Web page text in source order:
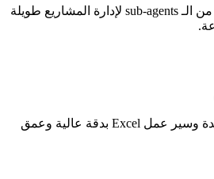
العمل كعقل مركزي لفرق من الـ sub-agents لإدارة المشاريع طويلة
أتمتة النمذجة المالية المعقدة وسير عمل Excel بدقة عالية وعمق